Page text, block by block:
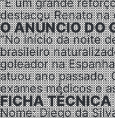
destacou Renato na
O ANÚNCIO DO
“No início da noite
brasileiro
goleador na
atuou ano passado.
exames médicos e
FICHA TÉCNICA
Nome: Diego da